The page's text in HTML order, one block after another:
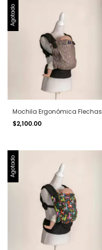
Agotado
Mochila Ergonómica Flechas
$2,100.00
Agotado